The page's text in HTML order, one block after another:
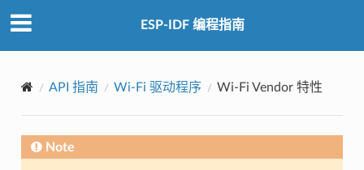
ESP-IDF 编程指南
API 指南 Wi-Fi 驱动程序 Wi-Fi Vendor 特性
Note